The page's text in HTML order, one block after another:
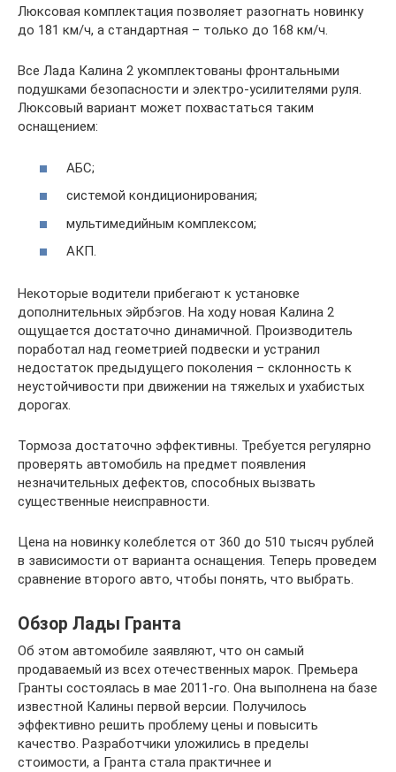
Люксовая комплектация позволяет разогнать новинку
до 181 км/ч, а стандартная – только до 168 км/ч.
Все Лада Калина 2 укомплектованы фронтальными
подушками безопасности и электро-усилителями руля.
Люксовый вариант может похвастаться таким
оснащением:
АБС;
системой кондиционирования;
мультимедийным комплексом;
АКП.
Некоторые водители прибегают к установке
дополнительных эйрбэгов. На ходу новая Калина 2
ощущается достаточно динамичной. Производитель
поработал над геометрией подвески и устранил
недостаток предыдущего поколения – склонность к
неустойчивости при движении на тяжелых и ухабистых
дорогах.
Тормоза достаточно эффективны. Требуется регулярно
проверять автомобиль на предмет появления
незначительных дефектов, способных вызвать
существенные неисправности.
Цена на новинку колеблется от 360 до 510 тысяч рублей
в зависимости от варианта оснащения. Теперь проведем
сравнение второго авто, чтобы понять, что выбрать.
Обзор Лады Гранта
Об этом автомобиле заявляют, что он самый
продаваемый из всех отечественных марок. Премьера
Гранты состоялась в мае 2011-го. Она выполнена на базе
известной Калины первой версии. Получилось
эффективно решить проблему цены и повысить
качество. Разработчики уложились в пределы
стоимости, а Гранта стала практичнее и